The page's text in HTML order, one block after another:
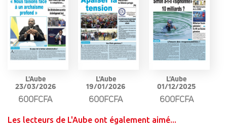
L'Aube
23/03/2026
600FCFA
L'Aube
19/01/2026
600FCFA
L'Aube
01/12/2025
600FCFA
Les lecteurs de L'Aube ont également aimé...